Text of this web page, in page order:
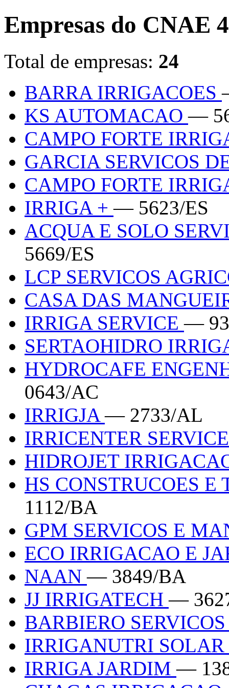
Empresas do CNAE
Total de empresas: 24
BARRA IRRIGACOES
KS AUTOMACAO—
CAMPO FORTE
GARCIA SERVICOS
CAMPO FORTE
IRRIGA +— 5623/ES
ACQUA E SOLO
5669/ES
LCP SERVICOS
CASA DAS
IRRIGA SERVICE—
SERTAOHIDRO
HYDROCAFE
0643/AC
IRRIGJA— 2733/AL
IRRICENTER
HIDROJET
HS CONSTRUCOES
1112/BA
GPM SERVICOS E
ECO IRRIGACAO E
NAAN— 3849/BA
JJ IRRIGATECH—
BARBIERO
IRRIGANUTRI SOLAR
IRRIGA JARDIM—